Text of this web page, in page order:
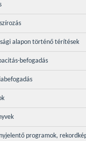
alapon történő térítések
befogadás
programok,